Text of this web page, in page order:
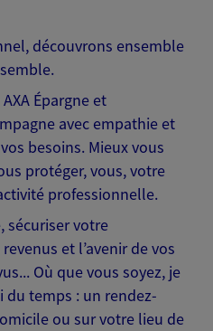
découvrons ensemble
Épargne et
avec empathie et
besoins. Mieux vous
protéger, vous, votre
professionnelle.
sécuriser votre
et l’avenir de vos
Où que vous soyez, je
du temps : un rendez-
ou sur votre lieu de